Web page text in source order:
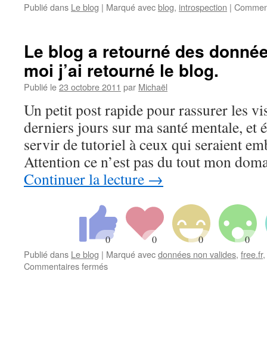
Publié dans Le blog | Marqué avecblog, introspection |
Le blog a retourné des
moi j’ai retourné le blog.
Publié le23 octobre 2011 par Michaël
Un petit post rapide pour rassurer les
derniers jours sur ma santé mentale, et
servir de tutoriel à ceux qui seraient
Attention ce n’est pas du tout mon
Continuer la lecture →
Publié dans Le blog | Marqué avecdonnées non valides, free.fr,
Commentaires ferméssur